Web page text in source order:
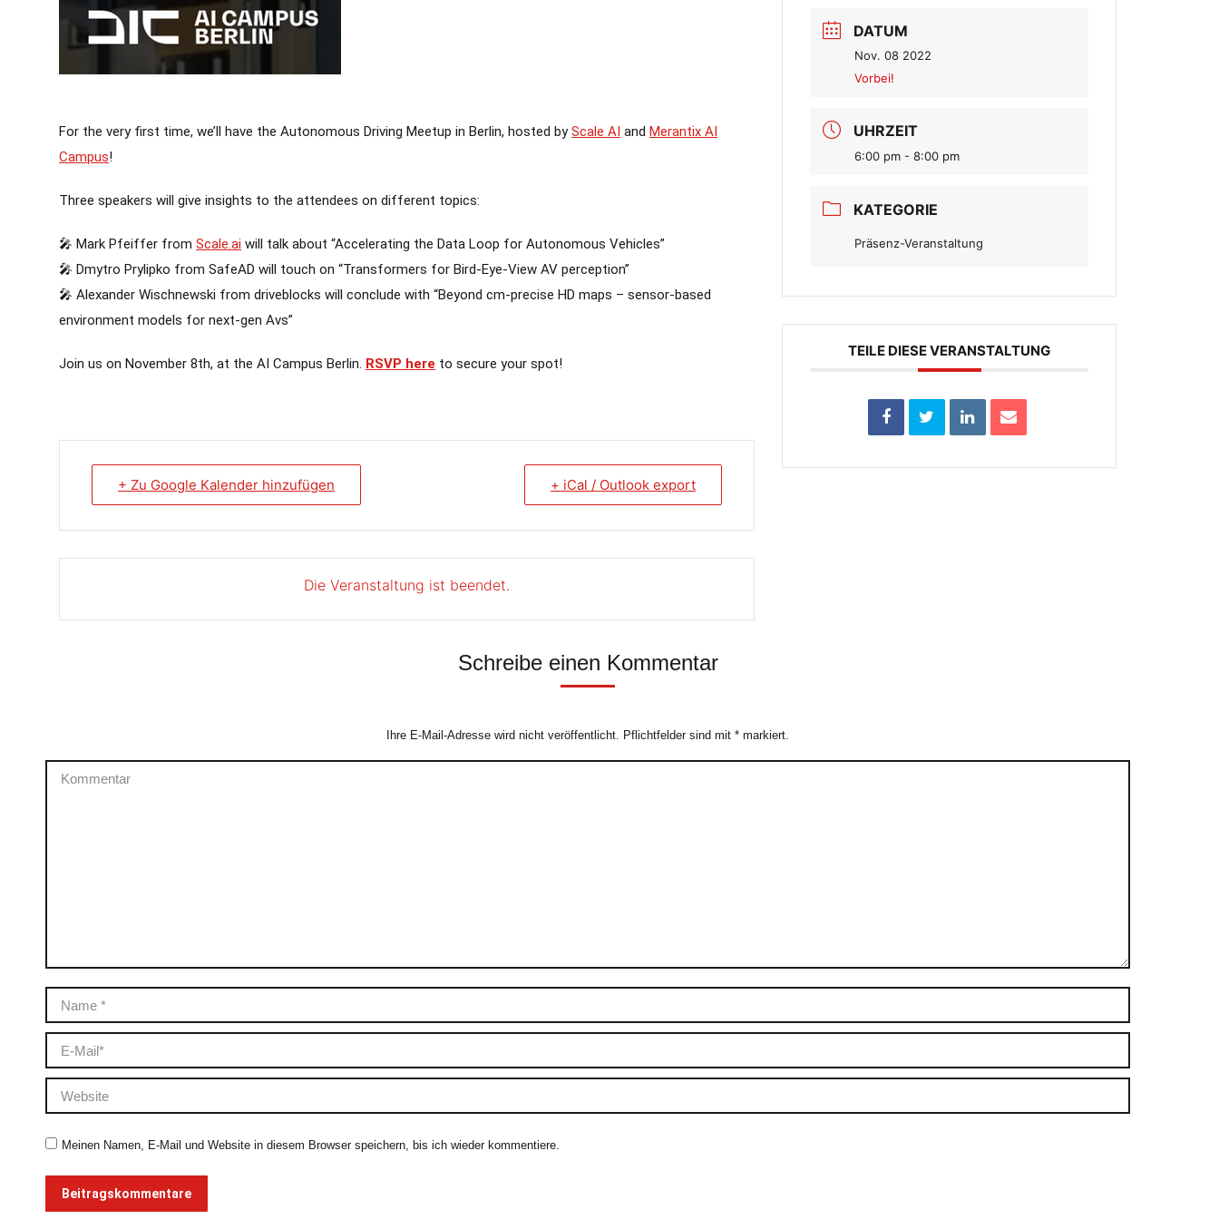
For the very first time, we’ll have the Autonomous Driving Meetup in Berlin, hosted byScale AI and Merantix AI
Campus!
Three speakers will give insights to the attendees on different topics:
🎤 Mark Pfeiffer from Scale.ai will talk about “Accelerating the Data Loop for Autonomous Vehicles”
🎤 Dmytro Prylipko from SafeAD will touch on “Transformers for Bird-Eye-View AV perception”
🎤 Alexander Wischnewski from driveblocks will conclude with “Beyond cm-precise HD maps – sensor-based
environment models for next-gen Avs”
Join us on November 8th, at the AI Campus Berlin. RSVP here to secure your spot!
+ Zu Google Kalender hinzufügen + iCal / Outlook export
Die Veranstaltung ist beendet.
DATUM
Nov. 08 2022
Vorbei!
UHRZEIT
6:00 pm - 8:00 pm
KATEGORIE
Präsenz-Veranstaltung
TEILE DIESE VERANSTALTUNG
Schreibe einen Kommentar
Ihre E-Mail-Adresse wird nicht veröffentlicht. Pflichtfelder sind mit * markiert.
Kommentar
Name *
E-Mail *
Website
Meinen Namen, E-Mail und Website in diesem Browser speichern, bis ich wieder kommentiere.
Beitragskommentare